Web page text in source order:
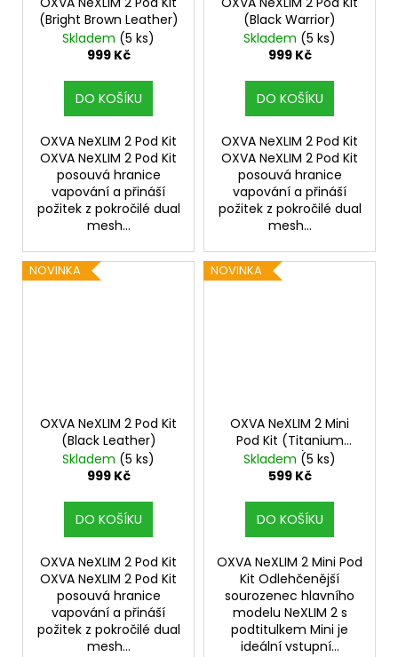
(Bright Brown Leather)
Skladem (5 ks)
999 Kč
DO KOŠÍKU
OXVA NeXLIM 2 Pod Kit
OXVA NeXLIM 2 Pod Kit
posouvá hranice
vapování a přináší
požitek z pokročilé dual
mesh...
(Black Warrior)
Skladem (5 ks)
999 Kč
DO KOŠÍKU
OXVA NeXLIM 2 Pod Kit
OXVA NeXLIM 2 Pod Kit
posouvá hranice
vapování a přináší
požitek z pokročilé dual
mesh...
NOVINKA
OXVA NeXLIM 2 Pod Kit
(Black Leather)
Skladem (5 ks)
999 Kč
DO KOŠÍKU
OXVA NeXLIM 2 Pod Kit
OXVA NeXLIM 2 Pod Kit
posouvá hranice
vapování a přináší
požitek z pokročilé dual
mesh...
NOVINKA
OXVA NeXLIM 2 Mini
Pod Kit (Titanium
Gray)
Skladem (5 ks)
599 Kč
DO KOŠÍKU
OXVA NeXLIM 2 Mini Pod
Kit Odlehčenější
sourozenec hlavního
modelu NeXLIM 2 s
podtitulkem Mini je
ideální vstupní...